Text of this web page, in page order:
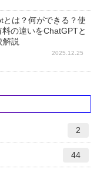
とは？何ができる？使
の違いをChatGPTと
解説
2025.12.25
2
44